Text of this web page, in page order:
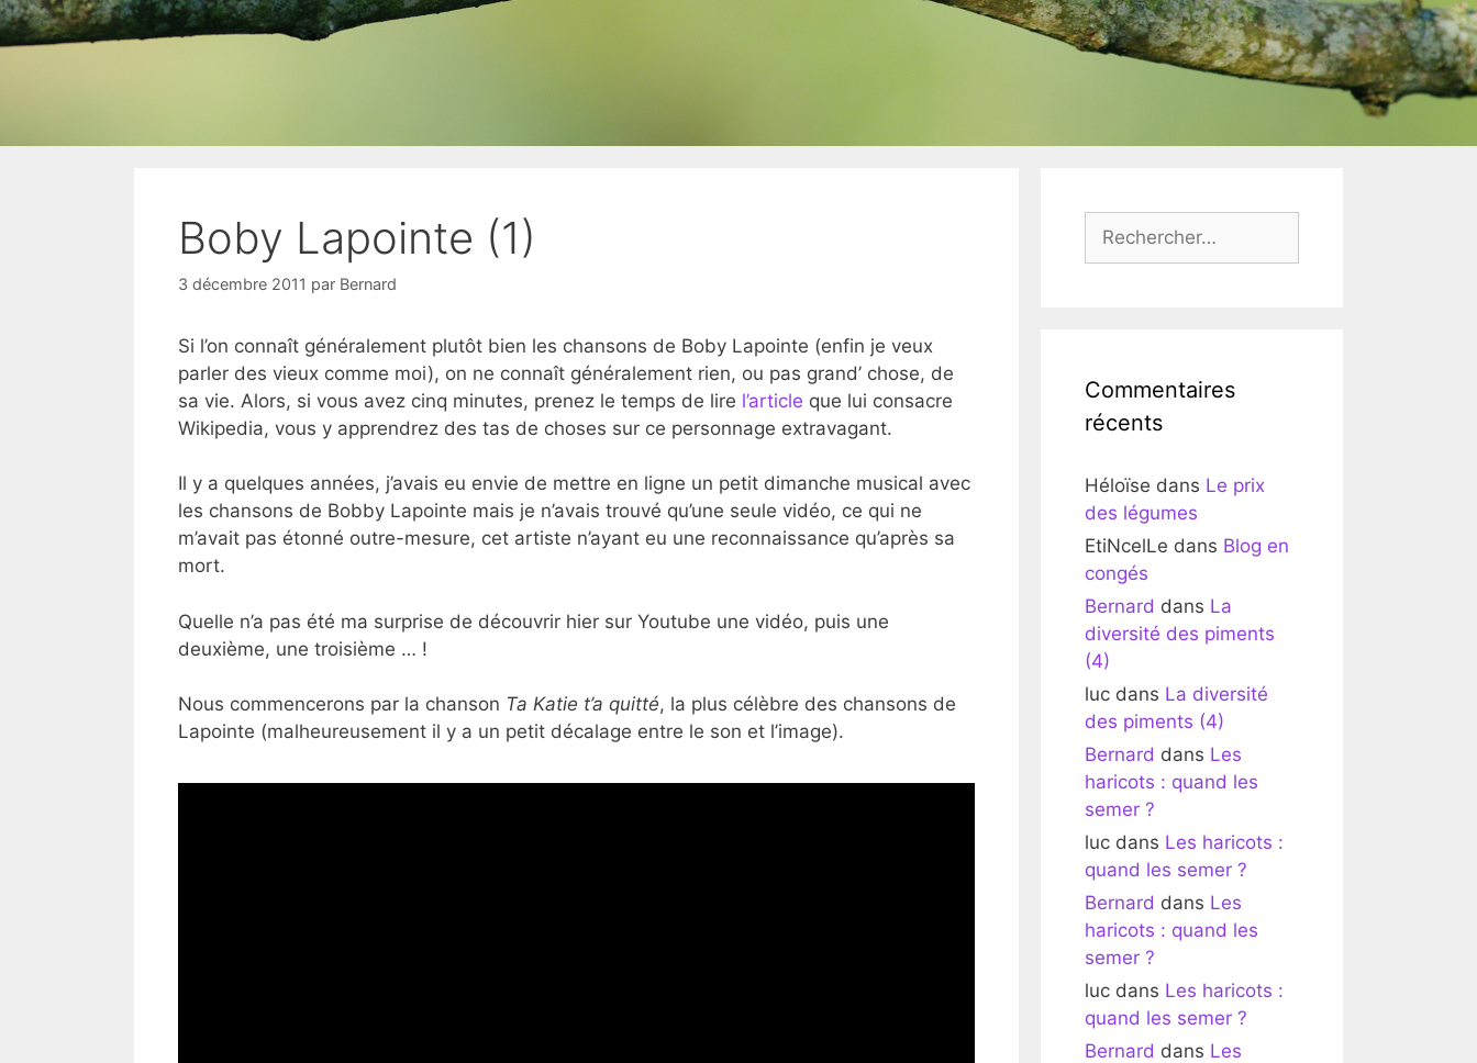
Boby Lapointe (1)
3 décembre 2011 par Bernard
Si l’on connaît généralement plutôt bien les chansons de Boby Lapointe (enfin je veux
parler des vieux comme moi), on ne connaît généralement rien, ou pas grand’ chose, de
sa vie. Alors, si vous avez cinq minutes, prenez le temps de lire l’article que lui consacre
Wikipedia, vous y apprendrez des tas de choses sur ce personnage extravagant.
Il y a quelques années, j’avais eu envie de mettre en ligne un petit dimanche musical avec
les chansons de Bobby Lapointe mais je n’avais trouvé qu’une seule vidéo, ce qui ne
m’avait pas étonné outre-mesure, cet artiste n’ayant eu une reconnaissance qu’après sa
mort.
Quelle n’a pas été ma surprise de découvrir hier sur Youtube une vidéo, puis une
deuxième, une troisième … !
Nous commencerons par la chanson Ta Katie t’a quitté, la plus célèbre des chansons de
Lapointe (malheureusement il y a un petit décalage entre le son et l’image).
Commentaires
récents
Héloïse dans Le prix
des légumes
EtiNcelLe dans Blog en
congés
Bernard dans La
diversité des piments
(4)
luc dans La diversité
des piments (4)
Bernard dans Les
haricots : quand les
semer ?
luc dans Les haricots :
quand les semer ?
Bernard dans Les
haricots : quand les
semer ?
luc dans Les haricots :
quand les semer ?
Bernard dans Les